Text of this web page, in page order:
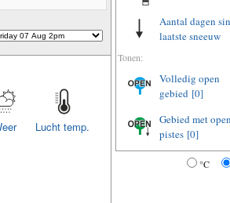
Lucht temp.
Aantal dagen
laatste sneeuw
Tonen:
Volledig open
gebied [0]
Gebied met open
pistes [0]
°C